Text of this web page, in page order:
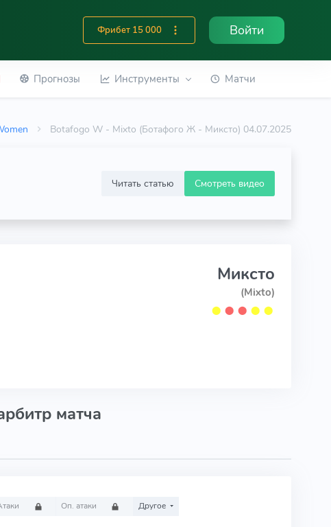
Фрибет 15 000 Войти
Прогнозы Инструменты Матчи
Botafogo W - Mixto (Ботафого Ж - Миксто) 04.07.2025
Читать статью Смотреть видео
Миксто
(Mixto)
⬤ ⬤ ⬤ ⬤ ⬤
матча
Оп. атаки Другое